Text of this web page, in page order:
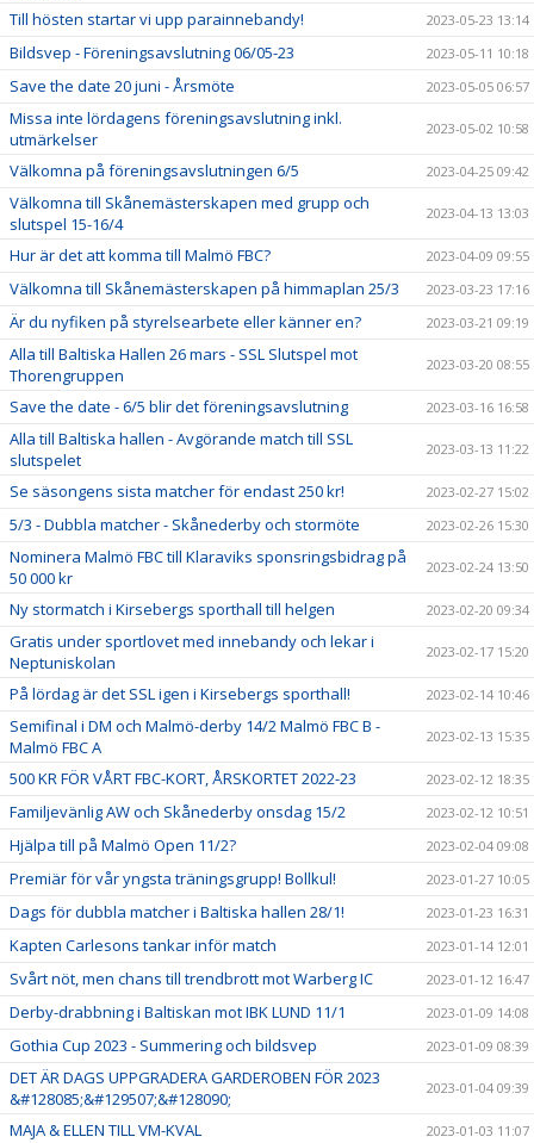
Till hösten startar vi upp parainnebandy! 2023-05-23 13:14
Bildsvep - Föreningsavslutning 06/05-23 2023-05-11 10:18
Save the date 20 juni - Årsmöte 2023-05-05 06:57
Missa inte lördagens föreningsavslutning inkl.
utmärkelser
2023-05-02 10:58
Välkomna på föreningsavslutningen 6/5 2023-04-25 09:42
Välkomna till Skånemästerskapen med grupp och
slutspel 15-16/4
2023-04-13 13:03
Hur är det att komma till Malmö FBC? 2023-04-09 09:55
Välkomna till Skånemästerskapen på himmaplan 25/3 2023-03-23 17:16
Är du nyfiken på styrelsearbete eller känner en? 2023-03-21 09:19
Alla till Baltiska Hallen 26 mars - SSL Slutspel mot
Thorengruppen
2023-03-20 08:55
Save the date - 6/5 blir det föreningsavslutning 2023-03-16 16:58
Alla till Baltiska hallen - Avgörande match till SSL
slutspelet
2023-03-13 11:22
Se säsongens sista matcher för endast 250 kr! 2023-02-27 15:02
5/3 - Dubbla matcher - Skånederby och stormöte 2023-02-26 15:30
Nominera Malmö FBC till Klaraviks sponsringsbidrag på
50 000 kr
2023-02-24 13:50
Ny stormatch i Kirsebergs sporthall till helgen 2023-02-20 09:34
Gratis under sportlovet med innebandy och lekar i
Neptuniskolan
2023-02-17 15:20
På lördag är det SSL igen i Kirsebergs sporthall! 2023-02-14 10:46
Semifinal i DM och Malmö-derby 14/2 Malmö FBC B -
Malmö FBC A
2023-02-13 15:35
500 KR FÖR VÅRT FBC-KORT, ÅRSKORTET 2022-23 2023-02-12 18:35
Familjevänlig AW och Skånederby onsdag 15/2 2023-02-12 10:51
Hjälpa till på Malmö Open 11/2? 2023-02-04 09:08
Premiär för vår yngsta träningsgrupp! Bollkul! 2023-01-27 10:05
Dags för dubbla matcher i Baltiska hallen 28/1! 2023-01-23 16:31
Kapten Carlesons tankar inför match 2023-01-14 12:01
Svårt nöt, men chans till trendbrott mot Warberg IC 2023-01-12 16:47
Derby-drabbning i Baltiskan mot IBK LUND 11/1 2023-01-09 14:08
Gothia Cup 2023 - Summering och bildsvep 2023-01-09 08:39
DET ÄR DAGS UPPGRADERA GARDEROBEN FÖR 2023
&#128085;&#129507;&#128090;
2023-01-04 09:39
MAJA & ELLEN TILL VM-KVAL 2023-01-03 11:07